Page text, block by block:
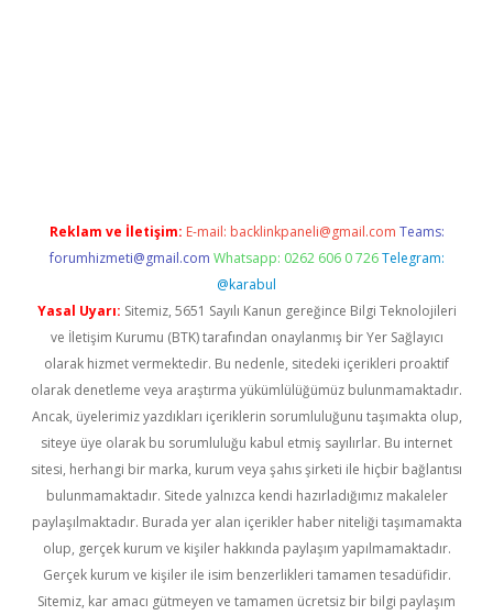
Reklam ve İletişim: E-mail: backlinkpaneli@gmail.com Teams:
forumhizmeti@gmail.com Whatsapp: 0262 606 0 726 Telegram:
@karabul
Yasal Uyarı: Sitemiz, 5651 Sayılı Kanun gereğince Bilgi Teknolojileri
ve İletişim Kurumu (BTK) tarafından onaylanmış bir Yer Sağlayıcı
olarak hizmet vermektedir. Bu nedenle, sitedeki içerikleri proaktif
olarak denetleme veya araştırma yükümlülüğümüz bulunmamaktadır.
Ancak, üyelerimiz yazdıkları içeriklerin sorumluluğunu taşımakta olup,
siteye üye olarak bu sorumluluğu kabul etmiş sayılırlar. Bu internet
sitesi, herhangi bir marka, kurum veya şahıs şirketi ile hiçbir bağlantısı
bulunmamaktadır. Sitede yalnızca kendi hazırladığımız makaleler
paylaşılmaktadır. Burada yer alan içerikler haber niteliği taşımamakta
olup, gerçek kurum ve kişiler hakkında paylaşım yapılmamaktadır.
Gerçek kurum ve kişiler ile isim benzerlikleri tamamen tesadüfidir.
Sitemiz, kar amacı gütmeyen ve tamamen ücretsiz bir bilgi paylaşım